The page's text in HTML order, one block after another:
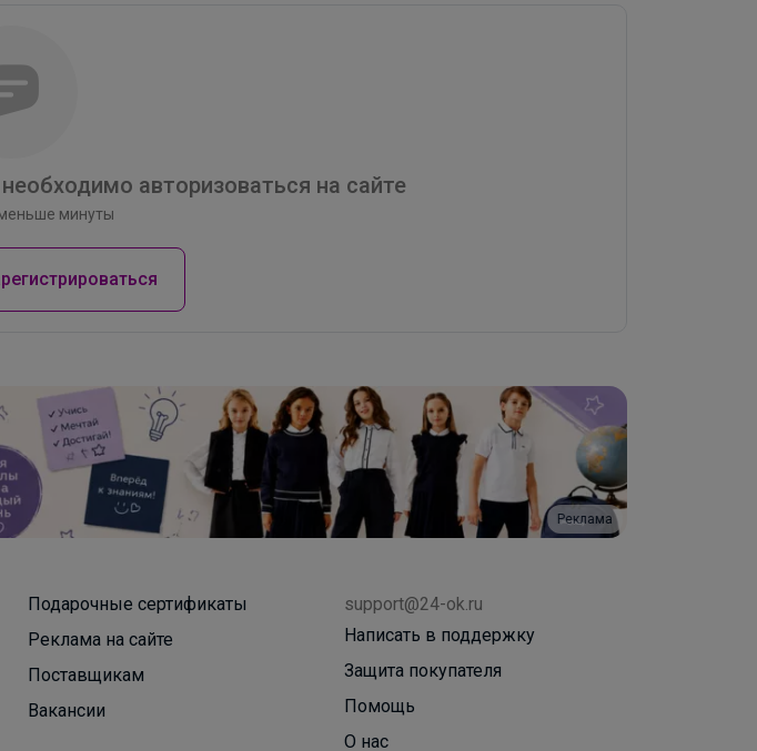
авторизоваться на сайте
минуты
Реклама
Подарочные сертификаты
Реклама на сайте
Поставщикам
Вакансии
support@24-ok.ru
Написать в поддержку
Защита покупателя
Помощь
О нас
в наличии